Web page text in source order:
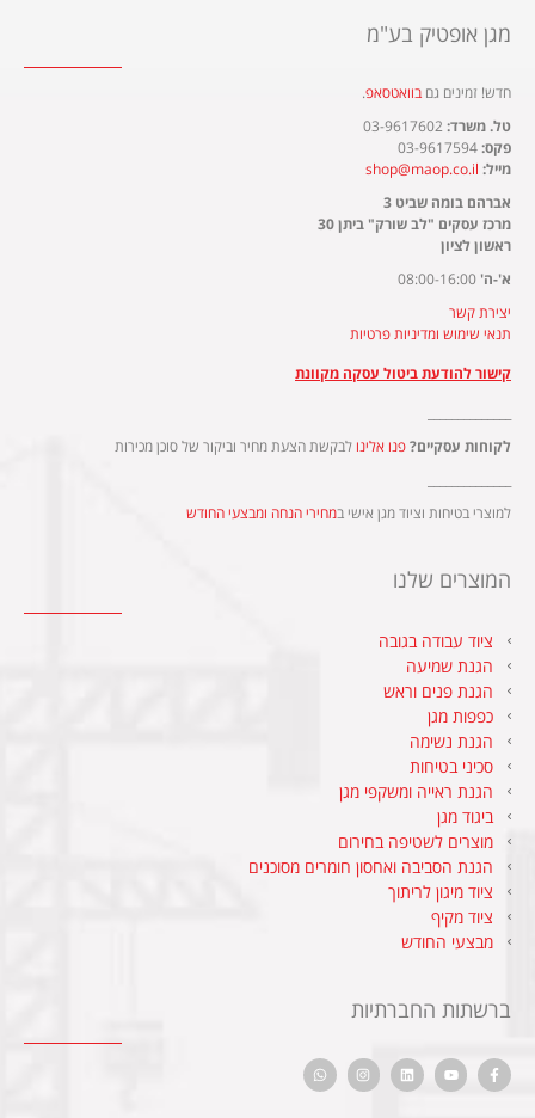
מגן אופטיק בע"מ
חדש! זמינים גם בוואטסאפ.​
טל. משרד:03-9617602
פקס:
מייל: shop@maop.co.il
אברהם בומה שביט 3
מרכז עסקים "לב שורק" ביתן 30
ראשון לציון
א'-ה' 08:00-16:00
יצירת קשר
תנאי שימוש ומדיניות פרטיות
קישור להודעת ביטול עסקה מקוונת
לקוחות עסקיים?פנו אלינו לבקשת הצעת מחיר וביקור של סוכן מכירות
למוצרי בטיחות וציוד מגן אישי במחירי הנחה ומבצעי החודש
המוצרים שלנו
ציוד עבודה בגובה
הגנת שמיעה
הגנת פנים וראש
כפפות מגן
הגנת נשימה
סכיני בטיחות
הגנת ראייה ומשקפי מגן
ביגוד מגן
מוצרים לשטיפה בחירום
הגנת הסביבה ואחסון חומרים מסוכנים
ציוד מיגון לריתוך
ציוד מקיף
מבצעי החודש
ברשתות החברתיות